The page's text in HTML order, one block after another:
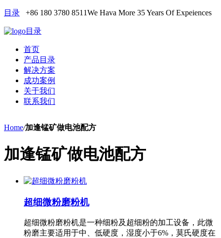
目录 +86 180 3780 8511We Hava More 35 Years Of Expeiences
目录
首页
产品目录
解决方案
成功案例
关于我们
联系我们
Home/加逢锰矿做电池配方
加逢锰矿做电池配方
超细微粉磨粉机
超细微粉磨粉机是一种细粉及超细粉的加工设备，此微
粉磨主要适用于中、低硬度，湿度小于6%，莫氏硬度在